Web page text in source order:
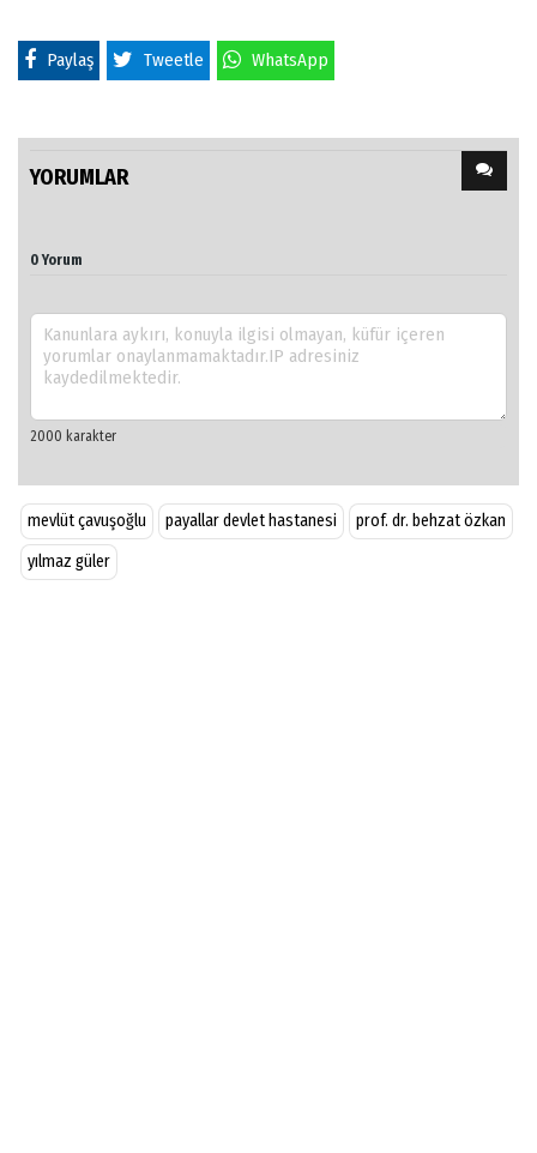
Paylaş Tweetle WhatsApp
YORUMLAR
0 Yorum
mevlüt çavuşoğlu payallar devlet hastanesi
prof. dr. behzat özkan
yılmaz güler